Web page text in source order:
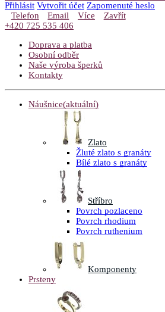
Přihlásit Vytvořit účet Zapomenuté heslo
Telefon
Email Více
Zavřít
+420 725 535 406
Doprava a platba
Osobní odběr
Naše výroba šperků
Kontakty
Náušnice(aktuální)
Zlato
Žluté zlato s granáty
Bílé zlato s granáty
Stříbro
Povrch pozlaceno
Povrch rhodium
Povrch ruthenium
Komponenty
Prsteny